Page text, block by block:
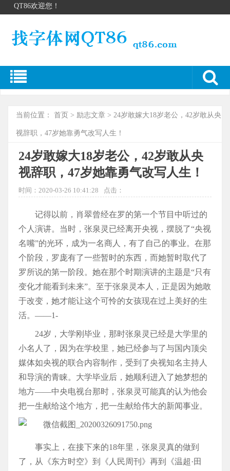
QT86欢迎您！
当前位置： 首页 > 励志文章 > 24岁敢嫁大18岁老公，42岁敢从央
视辞职，47岁她靠勇气改写人生！
24岁敢嫁大18岁老公，42岁敢从央
视辞职，47岁她靠勇气改写人生！
时间：2020-03-26 10:41:28 点击：
记得以前，肖翠曾经在罗的第一个节目中听过的
个人演讲。当时，张泉灵已经离开央视，摆脱了“央视
名嘴”的光环，成为一名商人，有了自己的事业。在那
个阶段，罗庞有了一些暂时的东西，而她暂时取代了
罗所说的第一阶段。她在那个时期演讲的主题是“只有
变化才能看到未来”。至于张泉灵本人，正是因为她敢
于改变，她才能让这个可怜的女孩现在过上美好的生
活。——1-
24岁，大学刚毕业，那时张泉灵已经是大学里的
小名人了，因为在学校里，她已经参与了与国内顶尖
媒体如央视的联合内容制作，受到了央视知名主持人
和导演的青睐。大学毕业后，她顺利进入了她梦想的
地方——中央电视台那时，张泉灵可能真的认为他会
把一生献给这个地方，把一生献给伟大的新闻事业。
事实上，在接下来的18年里，张泉灵真的做到
了，从《东方时空》到《人民周刊》再到《温超·田